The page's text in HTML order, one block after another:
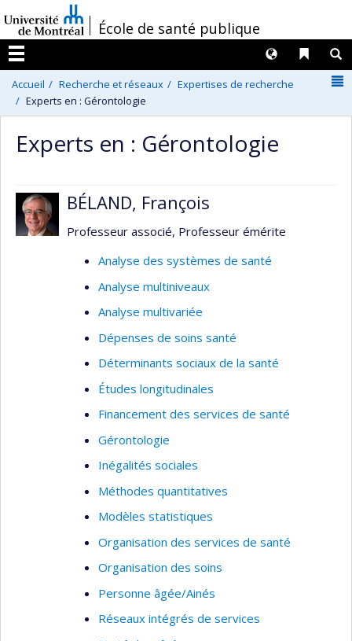
au
contenu
/École de santé publique
Menu
Liens
Langues
Accueil Recherche et réseaux
Expertises de recherche
Experts en : Gérontologie
Experts en : Gérontologie
BÉLAND, François
Professeur associé, Professeur émérite
Analyse des systèmes de santé
Analyse multiniveaux
Analyse multivariée
Dépenses de soins santé
Déterminants sociaux de la santé
Études longitudinales
Financement des services de santé
Gérontologie
Inégalités sociales
Méthodes quantitatives
Modèles statistiques
Organisation des services de santé
Organisation des soins
Personne âgée/Ainés
Réseaux intégrés de services